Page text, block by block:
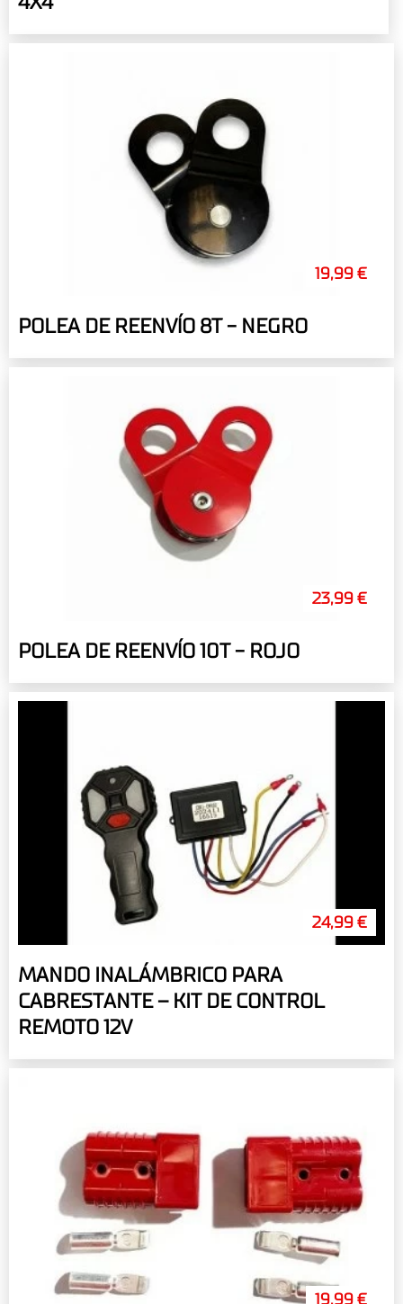
19,99 €
POLEA DE REENVÍO 8T - NEGRO
23,99 €
POLEA DE REENVÍO 10T - ROJO
24,99 €
MANDO INALÁMBRICO PARA
CABRESTANTE – KIT DE CONTROL
REMOTO 12V
19,99 €